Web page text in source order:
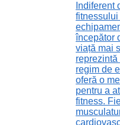
Indiferent
începător
viață mai
regim de
oferă o
pentru a
fitness.